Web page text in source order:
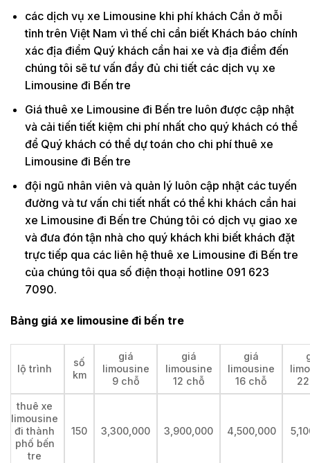
các dịch vụ xe Limousine khi phí khách Cần ở mỗi
tỉnh trên Việt Nam vì thế chỉ cần biết Khách báo chính
xác địa điểm Quý khách cần hai xe và địa điểm đến
chúng tôi sẽ tư vấn đầy đủ chi tiết các dịch vụ xe
Limousine đi Bến tre
Giá thuê xe Limousine đi Bến tre luôn được cập nhật
và cải tiến tiết kiệm chi phí nhất cho quý khách có thể
để Quý khách có thể dự toán cho chi phí thuê xe
Limousine đi Bến tre
đội ngũ nhân viên và quản lý luôn cập nhật các tuyến
đường và tư vấn chi tiết nhất có thể khi khách cần hai
xe Limousine đi Bến tre Chúng tôi có dịch vụ giao xe
và đưa đón tận nhà cho quý khách khi biết khách đặt
trực tiếp qua các liên hệ thuê xe Limousine đi Bến tre
của chúng tôi qua số điện thoại hotline 091 623
7090.
Bảng giá xe limousine đi bến tre
lộ trình
số
km
giá
limousine
9 chỗ
giá
limousine
12 chỗ
giá
limousine
16 chỗ
thuê xe
limousine
đi thành
phố bến
tre
150 3,300,000 3,900,000 4,500,000